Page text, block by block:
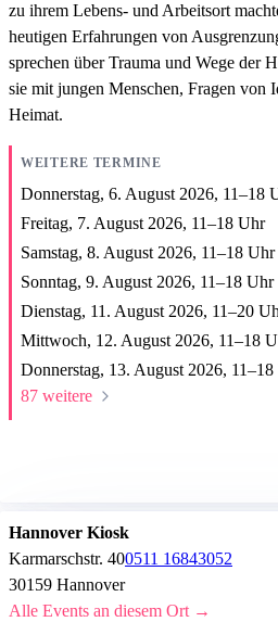
zu ihrem Lebens- und Arbeitsort
heutigen Erfahrungen von
sprechen über Trauma und Wege der
sie mit jungen Menschen, Fragen von
Heimat.
WEITERE TERMINE
Donnerstag, 6. August 2026, 11–18
Freitag, 7. August 2026, 11–18 Uhr
Samstag, 8. August 2026, 11–18 Uhr
Sonntag, 9. August 2026, 11–18 Uhr
Dienstag, 11. August 2026, 11–20
Mittwoch, 12. August 2026, 11–18
Donnerstag, 13. August 2026, 11–18
87 weitere
Hannover Kiosk
Karmarschstr. 40
30159 Hannover
0511 16843052
Alle Events an diesem Ort →